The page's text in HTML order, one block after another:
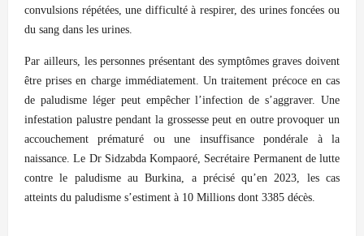
convulsions répétées, une difficulté à respirer, des urines foncées ou
du sang dans les urines.
Par ailleurs, les personnes présentant des symptômes graves doivent
être prises en charge immédiatement. Un traitement précoce en cas
de paludisme léger peut empêcher l’infection de s’aggraver. Une
infestation palustre pendant la grossesse peut en outre provoquer un
accouchement prématuré ou une insuffisance pondérale à la
naissance. Le Dr Sidzabda Kompaoré, Secrétaire Permanent de lutte
contre le paludisme au Burkina, a précisé qu’en 2023, les cas
atteints du paludisme s’estiment à 10 Millions dont 3385 décès.